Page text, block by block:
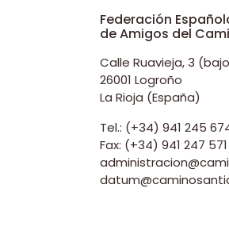
Federación
de Amigos del
Calle Ruavieja, 3
26001 Logroño
La Rioja (España)
Tel.: (+34) 941 245
Fax: (+34) 941 247 571